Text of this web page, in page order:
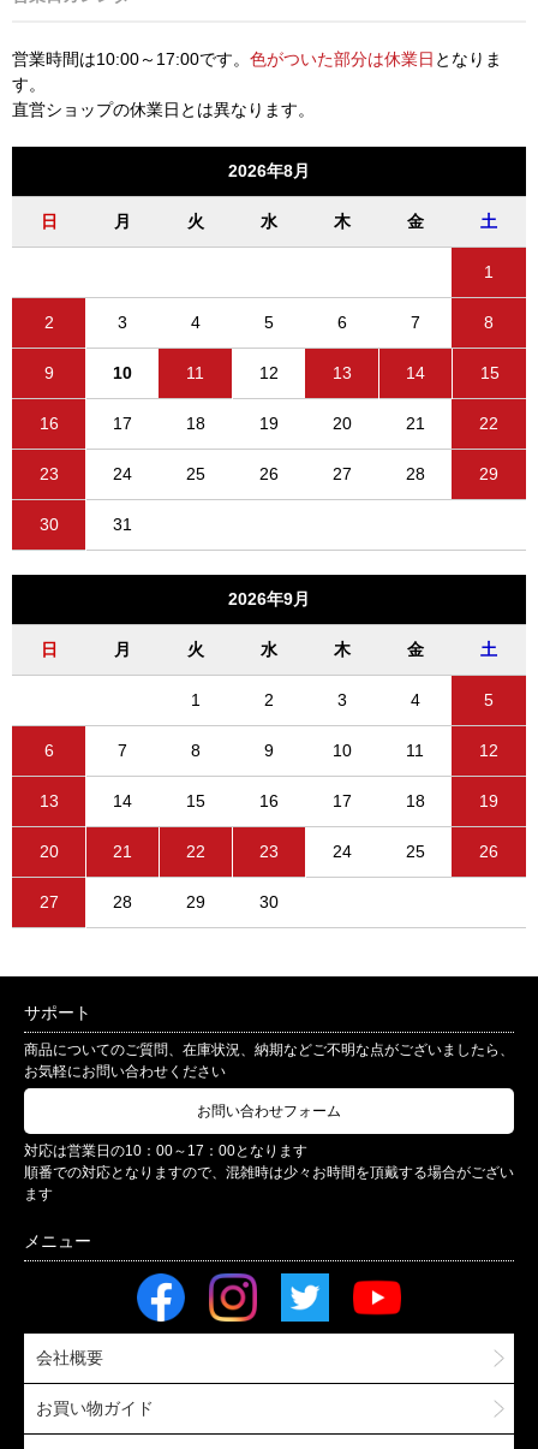
営業時間は10:00～17:00です。 色がついた部分は休業日 となりま
す。
直営ショップの休業日とは異なります。
2026年8月
日 月 火 水 木 金 土
1
2 3 4 5 6 7 8
9 10 11 12 13 14 15
16 17 18 19 20 21 22
23 24 25 26 27 28 29
30 31
2026年9月
日 月 火 水 木 金 土
1 2 3 4 5
6 7 8 9 10 11 12
13 14 15 16 17 18 19
20 21 22 23 24 25 26
27 28 29 30
サポート
商品についてのご質問、在庫状況、納期などご不明な点がございましたら、
お気軽にお問い合わせください
お問い合わせフォーム
対応は営業日の10：00～17：00となります
順番での対応となりますので、混雑時は少々お時間を頂戴する場合がござい
ます
会社概要
お買い物ガイド